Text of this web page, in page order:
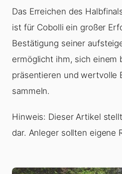
Das Erreichen des
ist für Cobolli ein großer
Bestätigung seiner
ermöglicht ihm, sich einem
präsentieren und wertvolle
sammeln.
Hinweis: Dieser Artikel
dar. Anleger sollten eigene